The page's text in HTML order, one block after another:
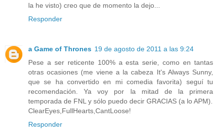
la he visto) creo que de momento la dejo...
Responder
a Game of Thrones 19 de agosto de 2011 a las 9:24
Pese a ser reticente 100% a esta serie, como en tantas
otras ocasiones (me viene a la cabeza It's Always Sunny,
que se ha convertido en mi comedia favorita) seguí tu
recomendación. Ya voy por la mitad de la primera
temporada de FNL y sólo puedo decir GRACIAS (a lo APM).
ClearEyes,FullHearts,CantLoose!
Responder